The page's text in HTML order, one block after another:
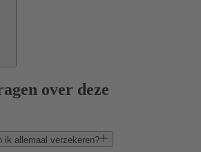
over deze
ik allemaal verzekeren?